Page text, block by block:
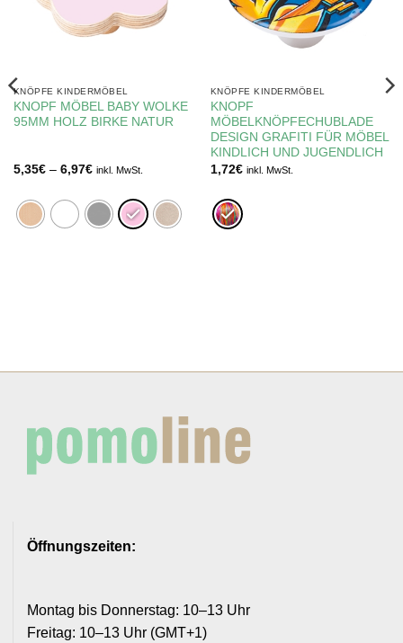
KNÖPFE KINDERMÖBEL
KNOPF MÖBEL BABY WOLKE
95MM HOLZ BIRKE NATUR
5,35€ – 6,97€Preisspanne:
6,97€
inkl. MwSt.
KNÖPFE KINDERMÖBEL
KNOPF
MÖBELKNÖPFECHUBLADE
DESIGN GRAFITI FÜR MÖBEL
KINDLICH UND JUGENDLICH
1,72€ inkl. MwSt.
Öffnungszeiten:
Montag bis Donnerstag: 10–13 Uhr
Freitag: 10–13 Uhr (GMT+1)